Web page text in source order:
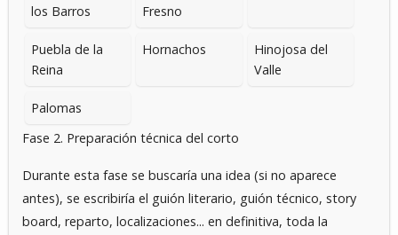
los Barros
Fresno
Puebla de la
Reina
Hornachos
Hinojosa del
Valle
Palomas
Fase 2. Preparación técnica del corto
Durante esta fase se buscaría una idea (si no aparece
antes), se escribiría el guión literario, guión técnico, story
board, reparto, localizaciones... en definitiva, toda la